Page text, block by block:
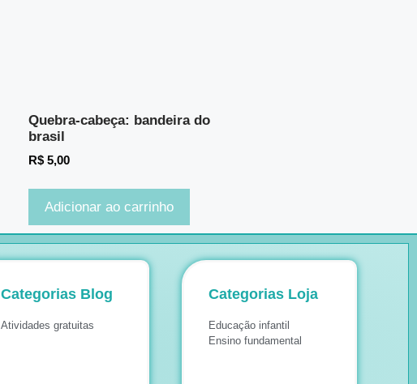
Quebra-cabeça: bandeira do
brasil
R$ 5,00
Adicionar ao carrinho
Categorias Blog
Atividades gratuitas
Categorias Loja
Educação infantil
Ensino fundamental